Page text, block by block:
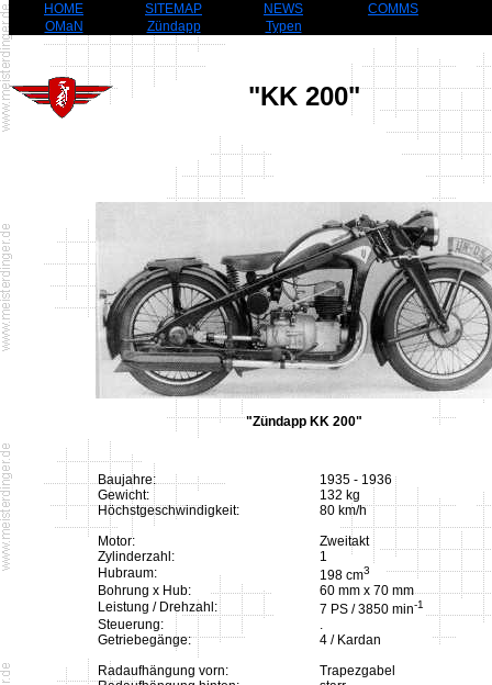
HOME SITEMAP NEWS
COMMS
OMaN
Zündapp Typen
"KK 200"
"Zündapp KK 200"
Baujahre:
1935 - 1936
Gewicht:
132 kg
Höchstgeschwindigkeit:
80 km/h
Motor:
Zweitakt
Zylinderzahl:
1
Hubraum:
198 cm3
Bohrung x Hub:
60 mm x 70 mm
Leistung / Drehzahl:
7 PS / 3850 min-1
Steuerung:
.
Getriebegänge:
4 / Kardan
Radaufhängung vorn:
Trapezgabel